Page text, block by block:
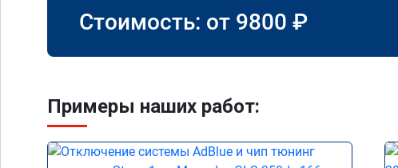
Стоимость: от 9800 ₽
Примеры наших работ: